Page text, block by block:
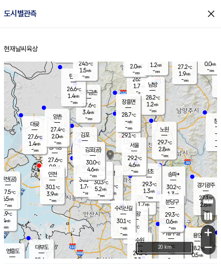
도시별관측 close
홈
현재날씨 육상
의도
℃
m/s
mm
영흥도
양주
26.5℃
1.7
-mm
과천
28.3℃
1.7m/s
- mm
용인
28.2℃
0.5m/s
경기광주
27.1℃
2.8m/s
-mm
대부도
28.6
경서동
27.6℃
0.8 m/s
-mm
파주금촌
27.6℃
3.4m/s
-mm
27.2℃
1.9m/s
-mm
대곶
27.6℃
1.4m/s
-mm
창
-
-m/
-
탄현
26.6℃
1.4m/s
-mm
0.0m/s
-mm
의왕
- ℃
m/s
mm
김포
- ℃
-m/s
mm
광명
30.5 ℃
2.2 m/s
-mm
부천
30.1℃
1.7m/s
-mm
양촌
27.4℃
2.0m/s
-mm
구로
30.3℃
5.2m/s
-mm
은평
29.1℃
3.0 m/s
- mm
노원
29.7℃
2.8m/s
-mm
송파*
30.2℃
1.3m/s
-mm
서초
29.3℃
1.3m/s
-mm
남방
28.2℃
1.2m/s
-mm
기흥구갈
-℃
-m/s
-
수리산길
30.1℃
-m/s
-mm
분당구
29.3℃
0.6m/s
-mm
장흥면
28.7℃
-m/s
-mm
2.0m/s
-mm
인천(공)
27.5℃
6.5m/s
-mm
김포(공)
30.0℃
4.6m/s
-mm
수원
29.3℃
3.3 m/s
인천
30.1℃
3.9m/s
-mm
서울
29.2℃
4.6m/s
-mm
24.5℃
1.5m/s
-mm
1.2m/s
-mm
+
−
20 km